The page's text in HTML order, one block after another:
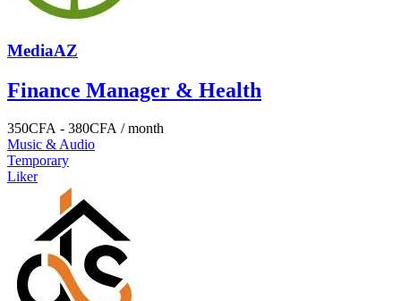
MediaAZ
Finance Manager & Health
350CFA - 380CFA / month
Music & Audio
Temporary
Liker